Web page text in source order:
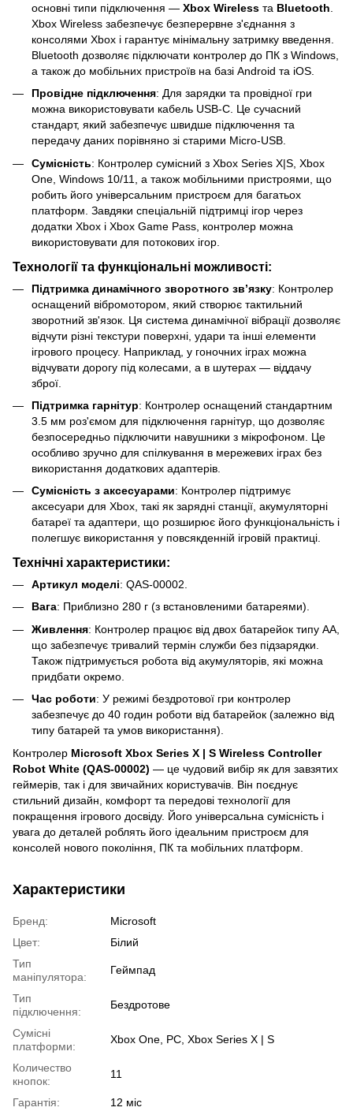
основні типи підключення — Xbox Wireless та Bluetooth
Xbox Wireless забезпечує безперервне з'єднання з
консолями Xbox і гарантує мінімальну затримку введення.
Bluetooth дозволяє підключати контролер до ПК з Windows,
а також до мобільних пристроїв на базі Android та iOS.
Провідне підключення: Для зарядки та провідної гри
можна використовувати кабель USB-C. Це сучасний
стандарт, який забезпечує швидше підключення та
передачу даних порівняно зі старими Micro-USB.
Сумісність: Контролер сумісний з Xbox Series X|S, Xbox
One, Windows 10/11, а також мобільними пристроями, що
робить його універсальним пристроєм для багатьох
платформ. Завдяки спеціальній підтримці ігор через
додатки Xbox і Xbox Game Pass, контролер можна
використовувати для потокових ігор.
Технології та функціональні можливості:
Підтримка динамічного зворотного зв’язку: Контролер
оснащений вібромотором, який створює тактильний
зворотний зв'язок. Ця система динамічної вібрації дозволяє
відчути різні текстури поверхні, удари та інші елементи
ігрового процесу. Наприклад, у гоночних іграх можна
відчувати дорогу під колесами, а в шутерах — віддачу
зброї.
Підтримка гарнітур: Контролер оснащений стандартним
3.5 мм роз'ємом для підключення гарнітур, що дозволяє
безпосередньо підключити навушники з мікрофоном. Це
особливо зручно для спілкування в мережевих іграх без
використання додаткових адаптерів.
Сумісність з аксесуарами: Контролер підтримує
аксесуари для Xbox, такі як зарядні станції, акумуляторні
батареї та адаптери, що розширює його функціональність і
полегшує використання у повсякденній ігровій практиці.
Технічні характеристики:
Артикул моделі: QAS-00002.
Вага: Приблизно 280 г (з встановленими батареями).
Живлення: Контролер працює від двох батарейок типу AA,
що забезпечує тривалий термін служби без підзарядки.
Також підтримується робота від акумуляторів, які можна
придбати окремо.
Час роботи: У режимі бездротової гри контролер
забезпечує до 40 годин роботи від батарейок (залежно від
типу батарей та умов використання).
Контролер Microsoft Xbox Series X | S Wireless Controller
Robot White (QAS-00002) — це чудовий вибір як для завзятих
геймерів, так і для звичайних користувачів. Він поєднує
стильний дизайн, комфорт та передові технології для
покращення ігрового досвіду. Його універсальна сумісність і
увага до деталей роблять його ідеальним пристроєм для
консолей нового покоління, ПК та мобільних платформ.
Характеристики
Бренд:
Microsoft
Цвет:
Білий
Тип
маніпулятора:
Геймпад
Тип
підключення:
Бездротове
Сумісні
платформи:
Xbox One, PC, Xbox Series X | S
Количество
кнопок:
11
Гарантія: 12 міс